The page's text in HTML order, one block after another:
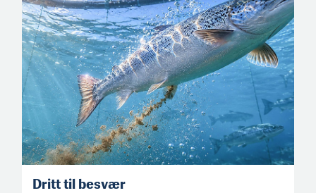
Dritt til besvær